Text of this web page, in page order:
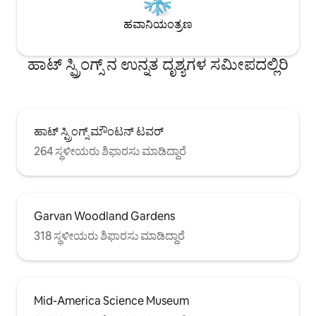
ಹವಾನಿಯಂತ್ರಣ
ಹಾಟ್ ಸ್ಪ್ರಿಂಗ್ಸ್ ನ ಉನ್ನತ ದೃಶ್ಯಗಳ ಸಮೀಪದಲ್ಲಿರಿ
ಹಾಟ್ ಸ್ಪ್ರಿಂಗ್ಸ್ ಮೌಂಟನ್ ಟವರ್
264 ಸ್ಥಳೀಯರು ಶಿಫಾರಸು ಮಾಡಿದ್ದಾರೆ
Garvan Woodland Gardens
318 ಸ್ಥಳೀಯರು ಶಿಫಾರಸು ಮಾಡಿದ್ದಾರೆ
Mid-America Science Museum